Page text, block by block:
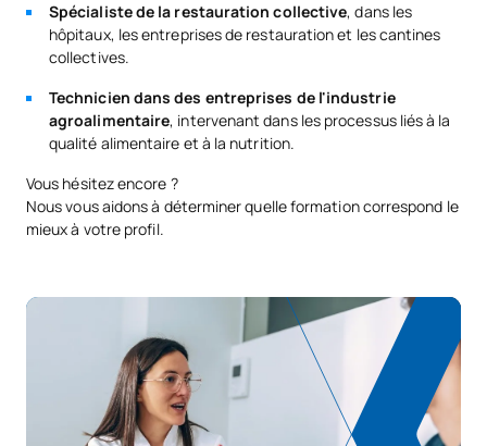
Spécialiste de la restauration collective, dans les
hôpitaux, les entreprises de restauration et les cantines
collectives.
Technicien dans des entreprises de l'industrie
agroalimentaire, intervenant dans les processus liés à la
qualité alimentaire et à la nutrition.
Vous hésitez encore ?
Nous vous aidons à déterminer quelle formation correspond le
mieux à votre profil.